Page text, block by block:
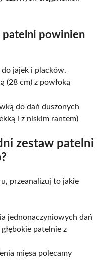
patelni powinien
do jajek i placków.
(28 cm) z powłoką
do dań duszonych
i z niskim rantem)
zestaw patelni
przeanalizuj to jakie
jednonaczyniowych dań
patelnie z
mięsa polecamy